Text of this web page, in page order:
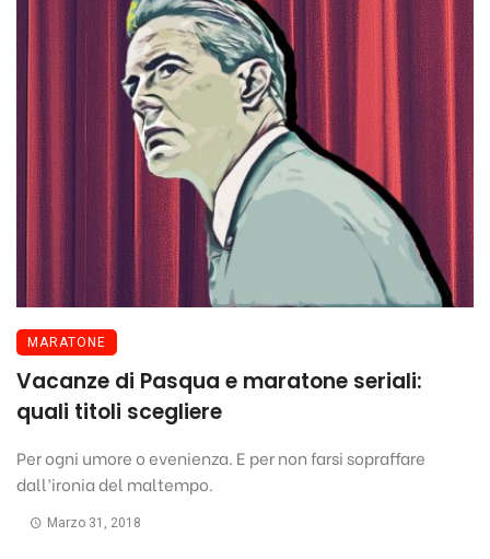
MARATONE
Vacanze di Pasqua e maratone seriali:
quali titoli scegliere
Per ogni umore o evenienza. E per non farsi sopraffare
dall’ironia del maltempo.
Marzo 31, 2018